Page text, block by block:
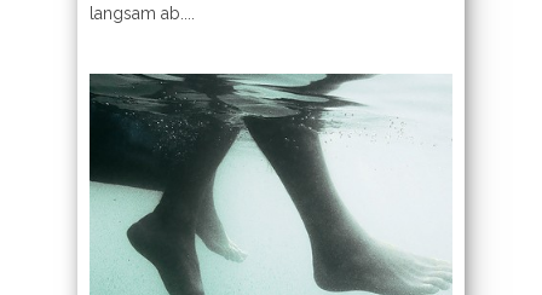
langsam ab....